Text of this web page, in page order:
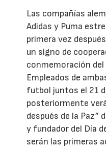
Las compañías
Adidas y Puma
primera vez
un signo de
conmemoración del
Empleados de
futbol juntos el 21
posteriormente
después de la Paz”
y fundador del Día
serán las primeras